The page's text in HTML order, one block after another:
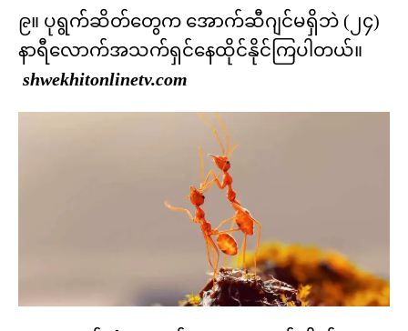
၉။ ပုရွက်ဆိတ်တွေက အောက်ဆီဂျင်မရှိဘဲ (၂၄)
နာရီလောက်အသက်ရှင်နေထိုင်နိုင်ကြပါတယ်။
shwekhitonlinetv.com